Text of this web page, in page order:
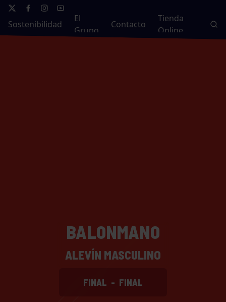
Sostenibilidad
El
Grupo
Contacto
Tienda
Online
BALONMANO
ALEVÍN MASCULINO
FINAL - FINAL